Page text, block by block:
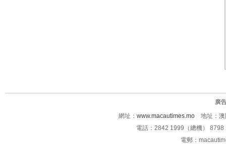
廣
網址： www.macautimes.mo 地址：澳
電話：2842 1999（總機）
電郵：